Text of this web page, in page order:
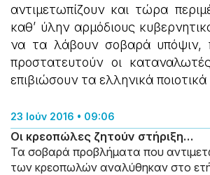
αντιμετωπίζουν και τώρα
καθ’ ύλην αρμόδιους
να τα λάβουν σοβαρά υπόψιν,
προστατευτούν οι
επιβιώσουν τα ελληνικά
23 Ιούν 2016 • 09:06
Οι κρεοπώλες ζητούν στήριξη…
Τα σοβαρά προβλήματα που
των κρεοπωλών αναλύθηκαν στο